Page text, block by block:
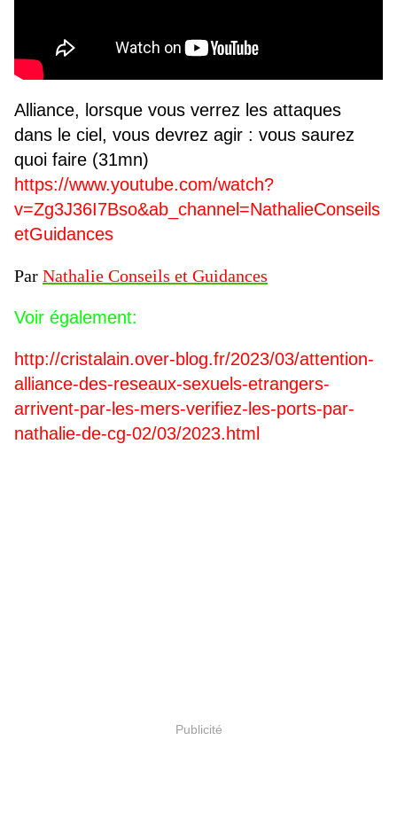
Alliance, lorsque vous verrez les attaques
dans le ciel, vous devrez agir : vous saurez
quoi faire (31mn)
https://www.youtube.com/watch?
v=Zg3J36I7Bso&ab_channel=NathalieConseils
etGuidances
Par Nathalie Conseils et Guidances
Voir également:
http://cristalain.over-blog.fr/2023/03/attention-
alliance-des-reseaux-sexuels-etrangers-
arrivent-par-les-mers-verifiez-les-ports-par-
nathalie-de-cg-02/03/2023.html
Publicité